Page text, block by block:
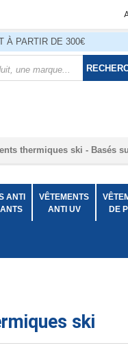
À PARTIR DE 300€
thermiques ski - Basés
ANTI
VÊTEMENTS
ANTI UV
DE
ski